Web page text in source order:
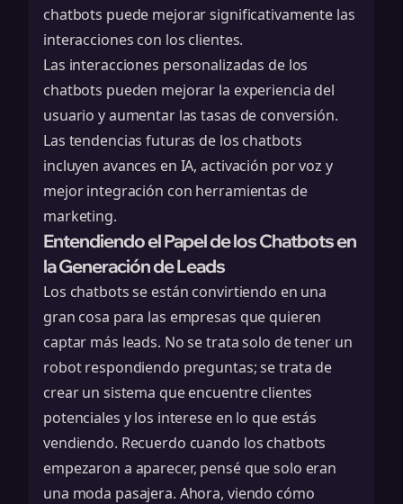
chatbots puede mejorar significativamente las
interacciones con los clientes.
Las interacciones personalizadas de los
chatbots pueden mejorar la experiencia del
usuario y aumentar las tasas de conversión.
Las tendencias futuras de los chatbots
incluyen avances en IA, activación por voz y
mejor integración con herramientas de
marketing.
Entendiendo el Papel de los Chatbots en
la Generación de Leads
Los chatbots se están convirtiendo en una
gran cosa para las empresas que quieren
captar más leads. No se trata solo de tener un
robot respondiendo preguntas; se trata de
crear un sistema que encuentre clientes
potenciales y los interese en lo que estás
vendiendo. Recuerdo cuando los chatbots
empezaron a aparecer, pensé que solo eran
una moda pasajera. Ahora, viendo cómo